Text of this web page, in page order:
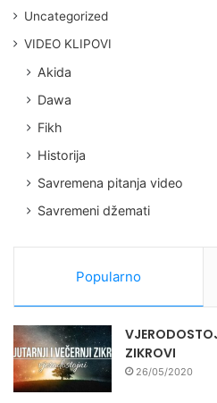
Uncategorized
VIDEO KLIPOVI
Akida
Dawa
Fikh
Historija
Savremena pitanja video
Savremeni džemati
Popularno
ZIKROVI
26/05/2020